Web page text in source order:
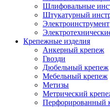
Шлифовальные
Штукатурный
Электроинструмент
Крепежные изделия
Анкерный крепеж
Гвозди
Дюбельный крепеж
Мебельный крепеж
Метизы
Метрический
Перфорированный